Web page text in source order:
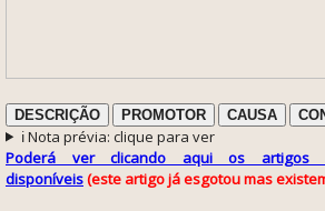
DESCRIÇÃO PROMOTOR CAUSA
ℹ️ Nota prévia: clique para ver
Poderá ver clicando aqui os artigos
disponíveis(este artigo já esgotou mas